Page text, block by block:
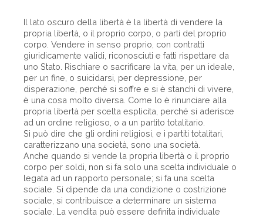
Il lato oscuro della libertà è la libertà di vendere la
propria libertà, o il proprio corpo, o parti del proprio
corpo. Vendere in senso proprio, con contratti
giuridicamente validi, riconosciuti e fatti rispettare da
uno Stato. Rischiare o sacrificare la vita, per un ideale,
per un fine, o suicidarsi, per depressione, per
disperazione, perché si soffre e si è stanchi di vivere,
è una cosa molto diversa. Come lo è rinunciare alla
propria libertà per scelta esplicita, perché si aderisce
ad un ordine religioso, o a un partito totalitario.
Si può dire che gli ordini religiosi, e i partiti totalitari,
caratterizzano una società, sono una società.
Anche quando si vende la propria libertà o il proprio
corpo per soldi, non si fa solo una scelta individuale o
legata ad un rapporto personale; si fa una scelta
sociale. Si dipende da una condizione o costrizione
sociale, si contribuisce a determinare un sistema
sociale. La vendita può essere definita individuale